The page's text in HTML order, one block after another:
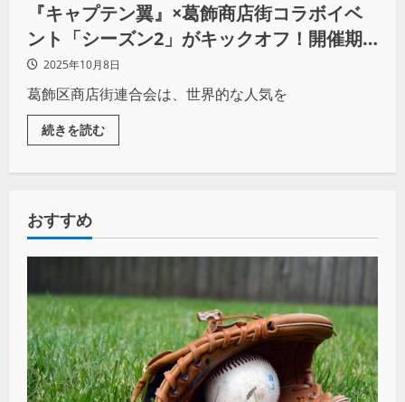
『キャプテン翼』×葛飾商店街コラボイベ
ント「シーズン2」がキックオフ！開催期
間10月10日～12月14日。
2025年10月8日
葛飾区商店街連合会は、世界的な人気を
続きを読む
おすすめ